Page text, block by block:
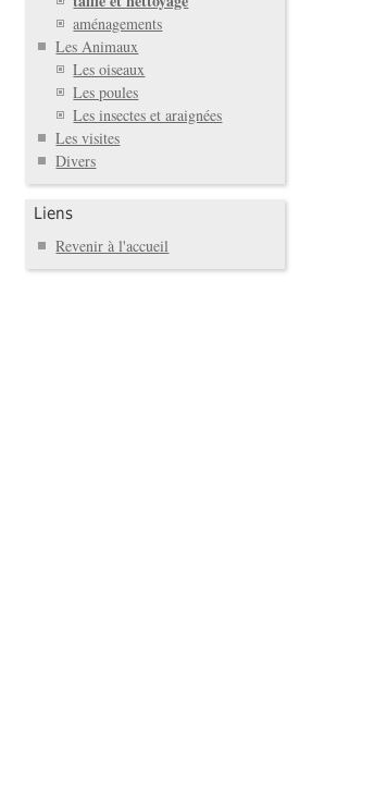
aménagements
Les Animaux
Les oiseaux
Les poules
Les insectes et araignées
Les visites
Divers
Liens
Revenir à l'accueil